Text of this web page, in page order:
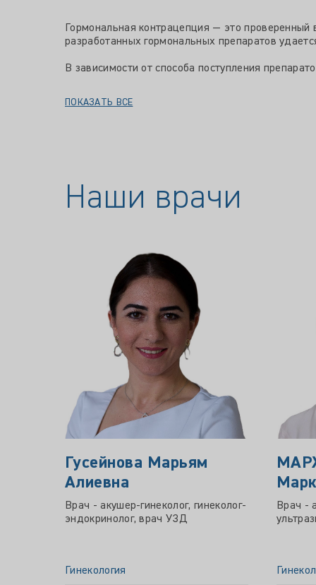
Гормональная контрацепция — это
разработанных гормональных препаратов
В зависимости от способа поступления
ПОКАЗАТЬ ВСЕ
Наши врачи
Гусейнова Марьям
Алиевна
Врач - акушер-гинеколог, гинеколог-
эндокринолог, врач УЗД
Гинекология
Врач -